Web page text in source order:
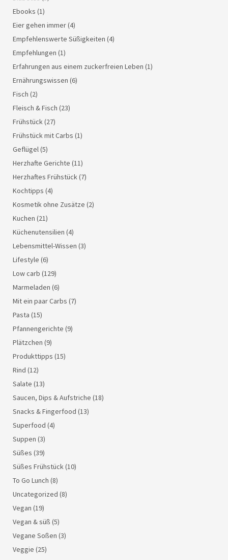
Ebooks (1)
Eier gehen immer(4)
Empfehlenswerte Süßigkeiten (4)
Empfehlungen (1)
Erfahrungen aus einem zuckerfreien Leben (1)
Ernährungswissen (6)
Fisch (2)
Fleisch & Fisch (23)
Frühstück(27)
Frühstück mit Carbs (1)
Geflügel(5)
Herzhafte Gerichte (11)
Herzhaftes Frühstück(7)
Kochtipps (4)
Kosmetik ohne Zusätze (2)
Kuchen (21)
Küchenutensilien (4)
Lebensmittel-Wissen (3)
Lifestyle (6)
Low carb (129)
Marmeladen (6)
Mit ein paar Carbs (7)
Pasta (15)
Pfannengerichte (9)
Plätzchen (9)
Produkttipps (15)
Rind (12)
Salate (13)
Saucen, Dips & Aufstriche (18)
Snacks & Fingerfood (13)
Superfood (4)
Suppen (3)
Süßes (39)
Süßes Frühstück(10)
To Go Lunch (8)
Uncategorized (8)
Vegan (19)
Vegan & süß (5)
Vegane Soßen (3)
Veggie (25)